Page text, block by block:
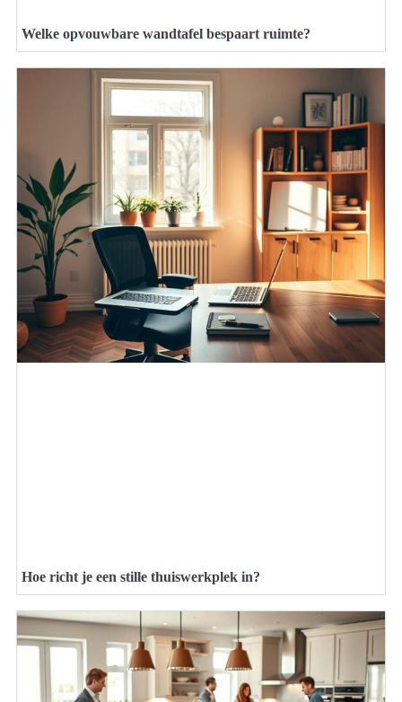
Welke opvouwbare wandtafel bespaart ruimte?
Hoe richt je een stille thuiswerkplek in?